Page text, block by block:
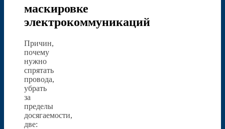
маскировке
электрокоммуникаций
Причин,
почему
нужно
спрятать
провода,
убрать
за
пределы
досягаемости,
две: